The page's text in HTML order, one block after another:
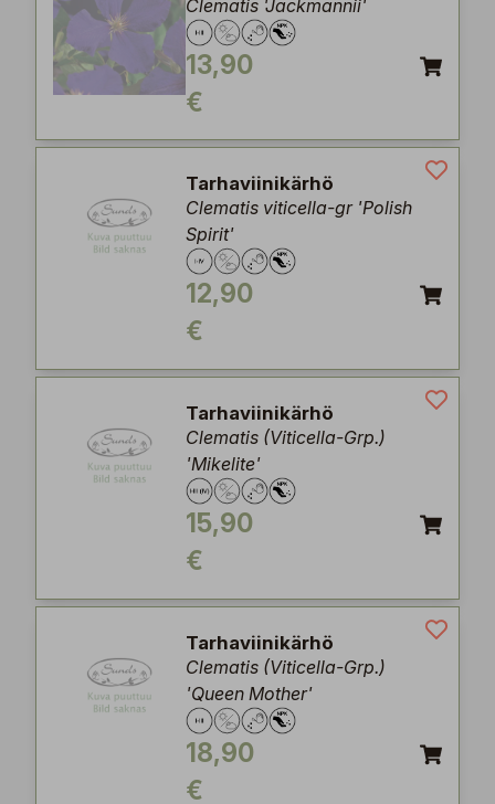
Clematis 'Jackmannii'
13,90
€
Tarhaviinikärhö
Clematis viticella-gr 'Polish
Spirit'
12,90
€
Tarhaviinikärhö
Clematis (Viticella-Grp.)
'Mikelite'
15,90
€
Tarhaviinikärhö
Clematis (Viticella-Grp.)
'Queen Mother'
18,90
€